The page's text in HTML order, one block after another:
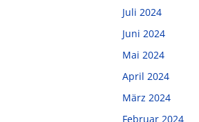
Juli 2024
Juni 2024
Mai 2024
April 2024
März 2024
Februar 2024